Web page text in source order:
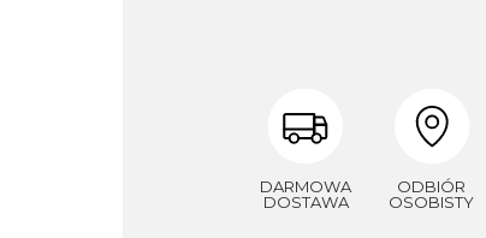
DARMOWA
DOSTAWA
ODBIÓR
OSOBISTY